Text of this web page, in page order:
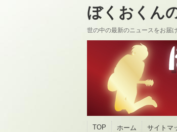
ぼくおくん
世の中の最新のニュースをお届
TOP ホーム サイトマ